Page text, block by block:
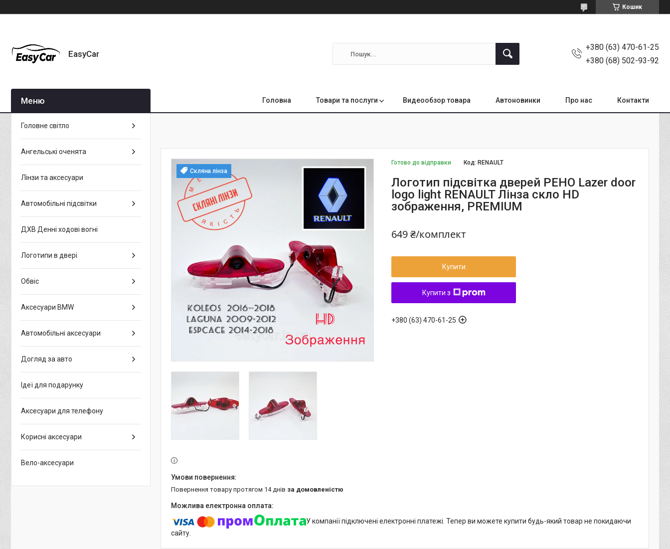
Кошик
EasyCar
+380 (63) 470-61-25
+380 (68) 502-93-92
Головна Товари та послуги Видеообзор товара Автоновинки Про нас Контакти
Скляна лінза
Готово до відправки Код: RENAULT
Логотип підсвітка дверей РЕНО Lazer door
logo light RENAULT Лінза скло HD
зображення, PREMIUM
649 ₴/комплект
Купити
Купити з
+380 (63) 470-61-25
повернення товару протягом 14 днів за домовленістю
У компанії підключені електронні платежі. Тепер ви можете купити будь-який товар не покидаючи
сайту.
Головне світло
Ангельські оченята
Лінзи та аксесуари
Автомобільні підсвітки
ДХВ Денні ходові вогні
Логотипи в двері
Обвіс
Аксесуари BMW
Автомобільні аксесуари
Догляд за авто
Ідеї для подарунку
Аксесуари для телефону
Корисні аксесуари
Вело-аксесуари